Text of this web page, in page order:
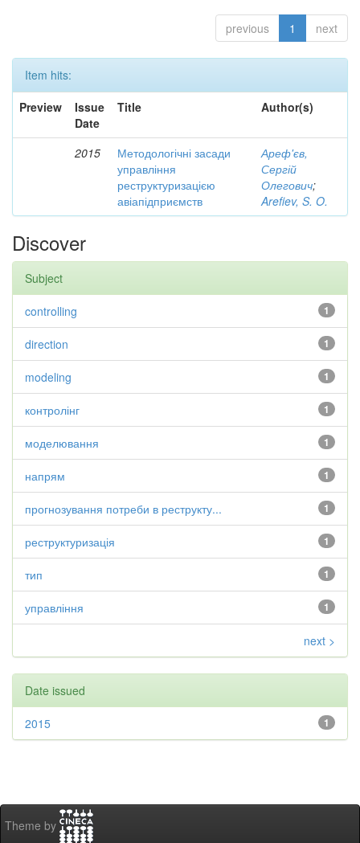
previous 1 next
Item hits:
Preview
Issue
Date
Title Author(s)
2015
Методологічні засади
управління
реструктуризацією
авіапідприємств
Ареф'єв,
Сергій
Олегович;
Arefiev, S. O.
Discover
Subject
1
controlling
1
direction
1
modeling
1
контролінг
1
моделювання
1
напрям
1
прогнозування потреби в реструкту...
1
реструктуризація
1
тип
1
управління
next >
Date issued
1
2015
Theme by